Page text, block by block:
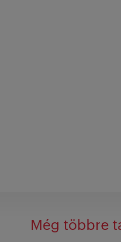
Még többre